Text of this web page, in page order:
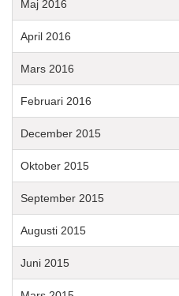
Maj 2016
April 2016
Mars 2016
Februari 2016
December 2015
Oktober 2015
September 2015
Augusti 2015
Juni 2015